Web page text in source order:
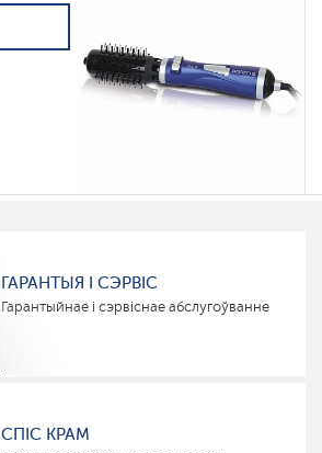
ГАРАНТЫЯ І СЭРВІС
Гарантыйнае і сэрвіснае абслугоўванне
СПІС КРАМ